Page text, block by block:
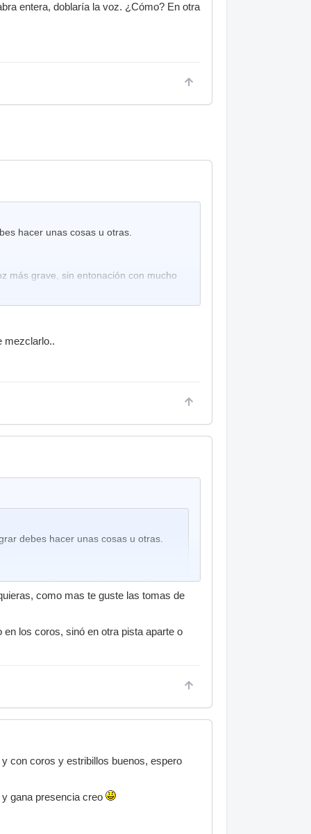
entera, doblaría la voz. ¿Cómo? En otra
hacer unas cosas u otras.
más grave, sin entonación con mucho
agyuda.
mezclarlo..
debes hacer unas cosas u otras.
voz más grave, sin entonación con
y bastante más agyuda.
mezclarlo..
como mas te guste las tomas de
los coros, sinó en otra pista aparte o
con coros y estribillos buenos, espero
gana presencia creo